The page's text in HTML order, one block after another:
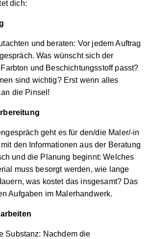
dich:
und beraten: Vor jedem Auftrag
Was wünscht sich der
und Beschichtungsstoff passt?
sind wichtig? Erst wenn alles
die Pinsel!
geht es für den/die Maler/-in
den Informationen aus der Beratung
und die Planung beginnt: Welches
muss besorgt werden, wie lange
was kostet das insgesamt? Das
Aufgaben im Malerhandwerk.
Substanz: Nachdem die